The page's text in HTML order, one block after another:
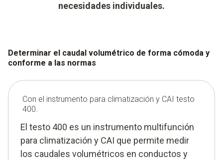
necesidades individuales.
Determinar el caudal volumétrico de forma cómoda y
conforme a las normas
Con el instrumento para climatización y CAI testo
400.
El testo 400 es un instrumento multifunción
para climatización y CAI que permite medir
los caudales volumétricos en conductos y